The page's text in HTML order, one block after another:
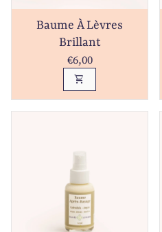
Baume À Lèvres
Brillant
Prix normal
€6,00
shopping_cart